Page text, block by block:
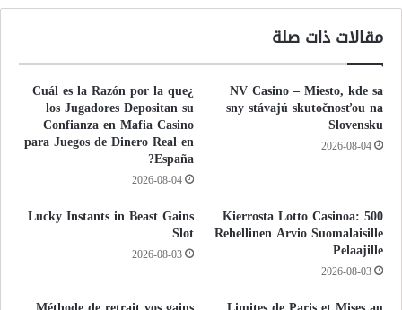
مقالات ذات صلة
NV Casino – Miesto, kde sa
sny stávajú skutočnosťou na
Slovensku
2026-08-04
¿Cuál es la Razón por la que
los Jugadores Depositan su
Confianza en Mafia Casino
para Juegos de Dinero Real en
España?
2026-08-04
500 Kierrosta Lotto Casinoa:
Rehellinen Arvio Suomalaisille
Pelaajille
2026-08-03
Lucky Instants in Beast Gains
Slot
2026-08-03